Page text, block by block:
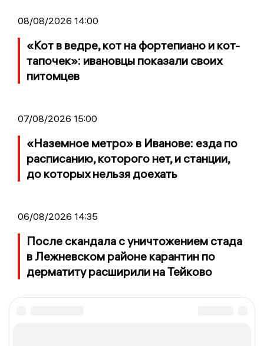
08/08/2026 14:00
«Кот в ведре, кот на фортепиано и кот-
тапочек»: ивановцы показали своих
питомцев
07/08/2026 15:00
«Наземное метро» в Иванове: езда по
расписанию, которого нет, и станции,
до которых нельзя доехать
06/08/2026 14:35
После скандала с уничтожением стада
в Лежневском районе карантин по
дерматиту расширили на Тейково